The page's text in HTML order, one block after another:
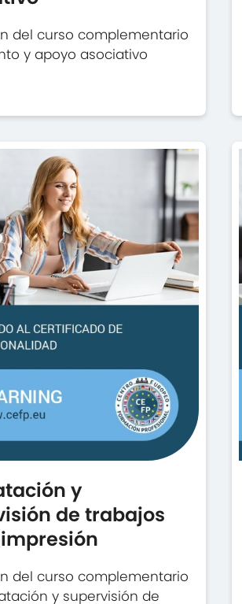
del curso complementario
y apoyo asociativo
y
de trabajos
del curso complementario
y supervisión de